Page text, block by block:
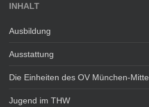
INHALT
Ausbildung
Ausstattung
Die Einheiten des OV München-Mitte
Jugend im THW